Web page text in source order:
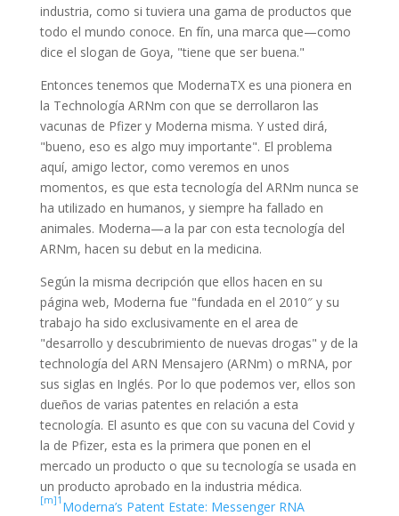
industria, como si tuviera una gama de productos que
todo el mundo conoce. En fín, una marca que—como
dice el slogan de Goya, "tiene que ser buena."
Entonces tenemos que ModernaTX es una pionera en
la Technología ARNm con que se derrollaron las
vacunas de Pfizer y Moderna misma. Y usted dirá,
"bueno, eso es algo muy importante". El problema
aquí, amigo lector, como veremos en unos
momentos, es que esta tecnología del ARNm nunca se
ha utilizado en humanos, y siempre ha fallado en
animales. Moderna—a la par con esta tecnología del
ARNm, hacen su debut en la medicina.
Según la misma decripción que ellos hacen en su
página web, Moderna fue "fundada en el 2010″ y su
trabajo ha sido exclusivamente en el area de
"desarrollo y descubrimiento de nuevas drogas" y de la
technología del ARN Mensajero (ARNm) o mRNA, por
sus siglas en Inglés. Por lo que podemos ver, ellos son
dueños de varias patentes en relación a esta
tecnología. El asunto es que con su vacuna del Covid y
la de Pfizer, esta es la primera que ponen en el
mercado un producto o que su tecnología se usada en
un producto aprobado en la industria médica.
[m]1 Moderna’s Patent Estate: Messenger RNA